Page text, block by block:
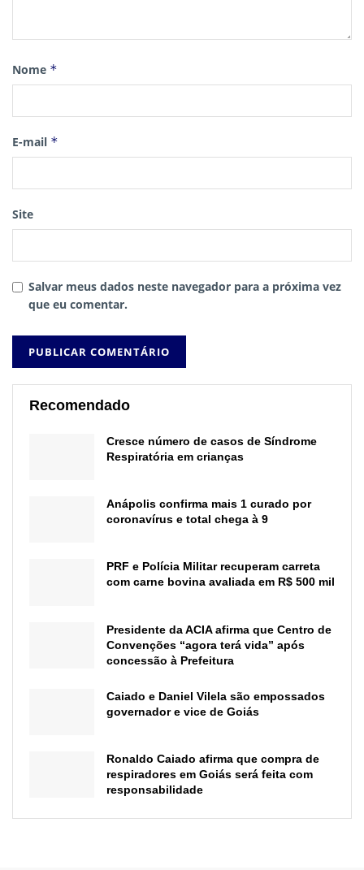
Nome *
E-mail *
Site
Salvar meus dados neste navegador para a próxima vez
que eu comentar.
Recomendado
Cresce número de casos de Síndrome
Respiratória em crianças
Anápolis confirma mais 1 curado por
coronavírus e total chega à 9
PRF e Polícia Militar recuperam carreta
com carne bovina avaliada em R$ 500 mil
Presidente da ACIA afirma que Centro de
Convenções “agora terá vida” após
concessão à Prefeitura
Caiado e Daniel Vilela são empossados
governador e vice de Goiás
Ronaldo Caiado afirma que compra de
respiradores em Goiás será feita com
responsabilidade